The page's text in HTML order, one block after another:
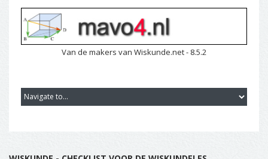
Van de makers van Wiskunde.net - 8.5.2